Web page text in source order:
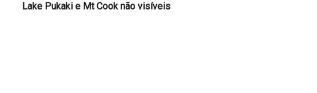
Lake Pukaki e Mt Cook não visíveis